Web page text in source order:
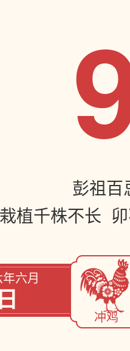
彭祖百
植千株不长
六月
冲鸡